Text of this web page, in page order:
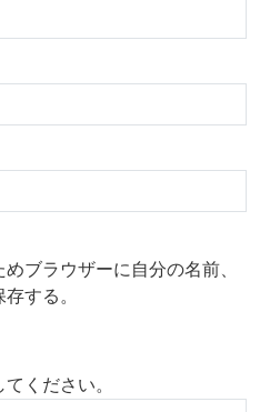
ブラウザーに自分の名前、
する。
ください。